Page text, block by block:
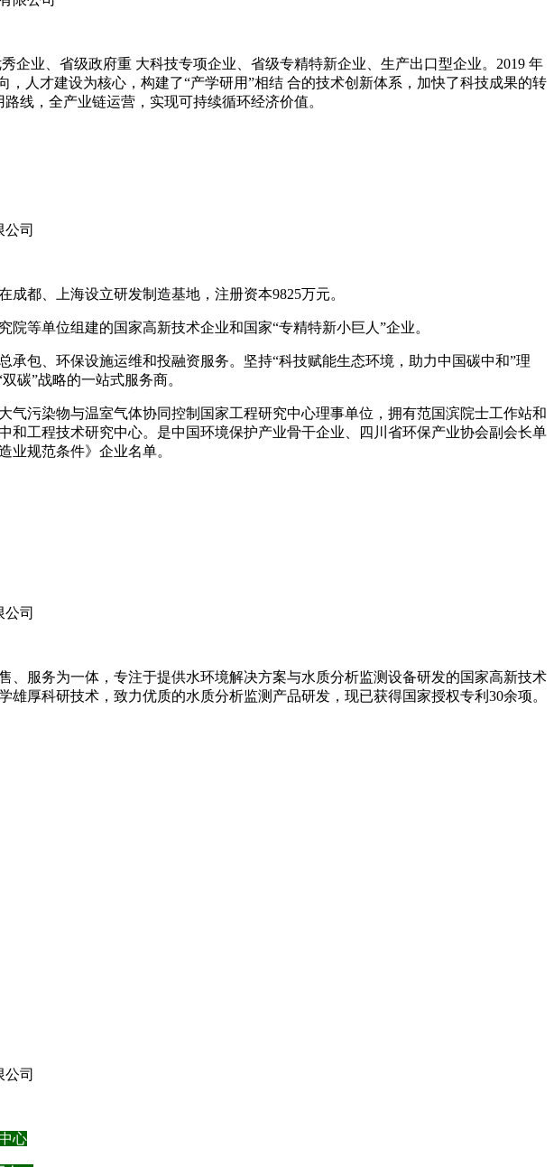
企业、省级政府重 大科技专项企业、省级专精特新企业、生产出口型企业。2019 年
人才建设为核心，构建了“产学研用”相结 合的技术创新体系，加快了科技成果的转
线，全产业链运营，实现可持续循环经济价值。
司
都、上海设立研发制造基地，注册资本9825万元。
等单位组建的国家高新技术企业和国家“专精特新小巨人”企业。
包、环保设施运维和投融资服务。坚持“科技赋能生态环境，助力中国碳中和”理
碳”战略的一站式服务商。
污染物与温室气体协同控制国家工程研究中心理事单位，拥有范国滨院士工作站和
工程技术研究中心。是中国环境保护产业骨干企业、四川省环保产业协会副会长单
业规范条件》企业名单。
司
服务为一体，专注于提供水环境解决方案与水质分析监测设备研发的国家高新技术
厚科研技术，致力优质的水质分析监测产品研发，现已获得国家授权专利30余项。
司
心